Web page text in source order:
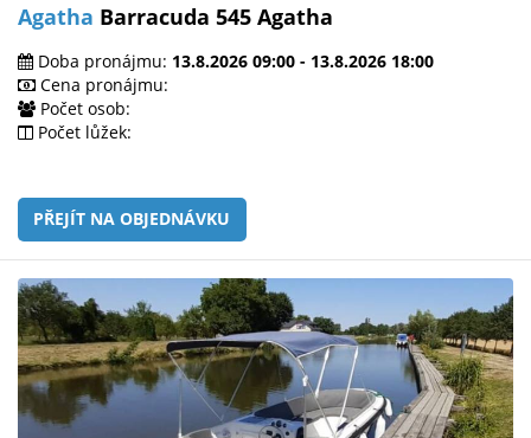
Agatha Barracuda 545 Agatha
Doba pronájmu: 13.8.2026 09:00 - 13.8.2026 18:00
Cena pronájmu:
Počet osob:
Počet lůžek:
PŘEJÍT NA OBJEDNÁVKU